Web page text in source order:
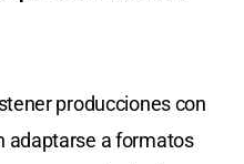
producciones con
adaptarse a formatos